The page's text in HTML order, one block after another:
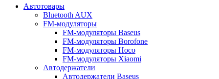
Автотовары
Bluetooth AUX
FM-модуляторы
FM-модуляторы Baseus
FM-модуляторы Borofone
FM-модуляторы Hoco
FM-модуляторы Xiaomi
Автодержатели
Автодержатели Baseus